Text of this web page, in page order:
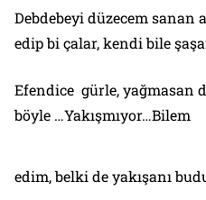
Debdebeyi düzecem
edip bi çalar, kendi bile
Efendice gürle, yağmasan
böyle …Yakışmıyor…Bilem
edim, belki de yakışanı